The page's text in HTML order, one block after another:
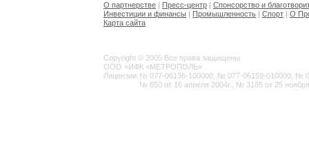
О партнерстве | Пресс-центр | Спонсорство и
Инвестиции и финансы | Промышленность | Спорт | О
Карта сайта
Copyright © 2005 Все права защищены
ООО «ИФК «МЕТРОПОЛЬ»
Лицензии: № 077-06136-100000, № 077-06159-010000, №
№ 650 от 16 апреля 2004г., № 3185 от 25